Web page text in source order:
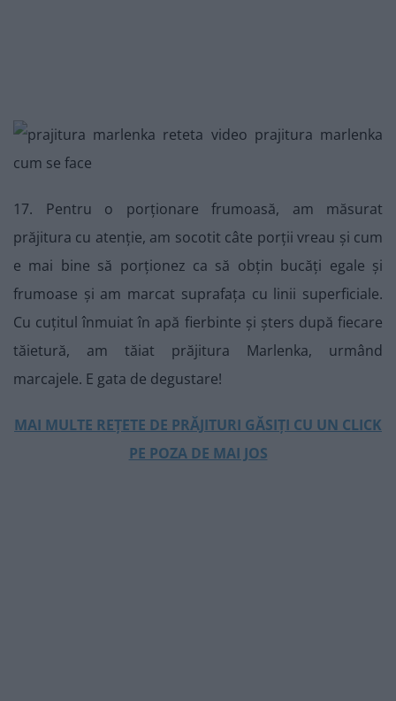
17. Pentru o porționare frumoasă, am măsurat
prăjitura cu atenție, am socotit câte porții vreau și cum
e mai bine să porționez ca să obțin bucăți egale și
frumoase și am marcat suprafața cu linii superficiale.
Cu cuțitul înmuiat în apă fierbinte și șters după fiecare
tăietură, am tăiat prăjitura Marlenka, urmând
marcajele. E gata de degustare!
MAI MULTE REȚETE DE PRĂJITURI GĂSIȚI CU UN CLICK
PE POZA DE MAI JOS